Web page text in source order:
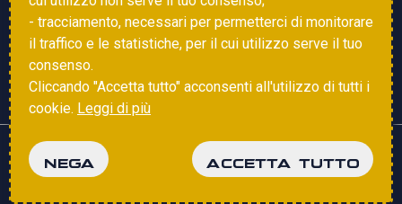
Vota gol e parata
Copyright © 2025 FSGC. Tutti i diritti riservati
- tracciamento, necessari per permetterci di monitorare
il traffico e le statistiche, per il cui utilizzo serve il tuo
consenso.
Cliccando "Accetta tutto" acconsenti all'utilizzo di tutti i
cookie. Leggi di più
NEGA ACCETTA TUTTO